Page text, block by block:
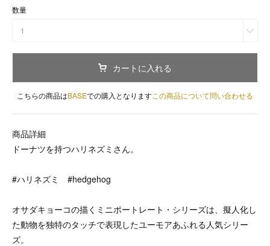
数量
1
カートに入れる
こちらの商品はBASEでの購入となりますこの商品について問い合わせる
商品詳細
ドーナツを持つハリネズミさん。
#ハリネズミ #hedgehog
オサダキョーコの描くミニポートレート・シリーズは、擬人化し
た動物を独特のタッチで表現したユーモアあふれる人気シリー
ズ。